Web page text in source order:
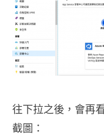
往下拉之後，會再
截圖：